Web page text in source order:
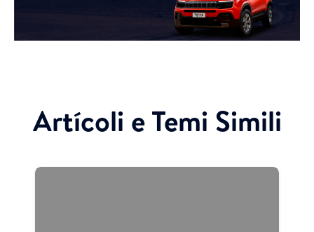
Artícoli e Temi Simili